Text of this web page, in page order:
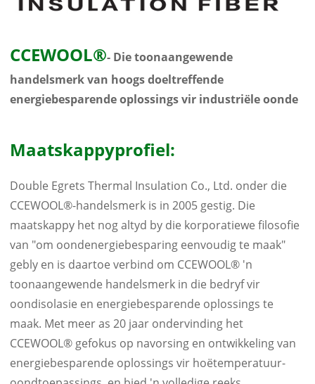
CCEWOOL®- Die toonaangewende
handelsmerk van hoogs doeltreffende
energiebesparende oplossings vir industriële oonde
Maatskappyprofiel:
Double Egrets Thermal Insulation Co., Ltd. onder die
CCEWOOL®-handelsmerk is in 2005 gestig. Die
maatskappy het nog altyd by die korporatiewe filosofie
van "om oondenergiebesparing eenvoudig te maak"
gebly en is daartoe verbind om CCEWOOL® 'n
toonaangewende handelsmerk in die bedryf vir
oondisolasie en energiebesparende oplossings te
maak. Met meer as 20 jaar ondervinding het
CCEWOOL® gefokus op navorsing en ontwikkeling van
energiebesparende oplossings vir hoëtemperatuur-